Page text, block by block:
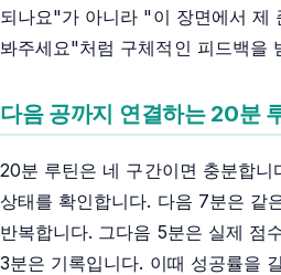
되나요"가 아니라 "이 장면에서 제
봐주세요"처럼 구체적인 피드백을
다음 공까지 연결하는 20분
20분 루틴은 네 구간이면 충분합니
상태를 확인합니다. 다음 7분은 같
반복합니다. 그다음 5분은 실제 점
3분은 기록입니다. 이때 성공률을